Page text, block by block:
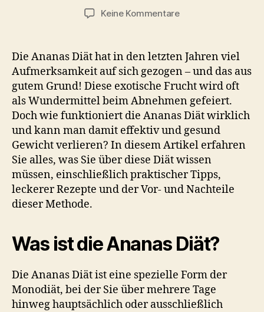
Keine Kommentarezu
Wie
Sie
5
Kilo
in
einer
Woche
verlieren
können
Einfach
und
Die Ananas Diät hat in den letzten Jahren viel
Aufmerksamkeit auf sich gezogen – und das aus
gutem Grund! Diese exotische Frucht wird oft
als Wundermittel beim Abnehmen gefeiert.
Doch wie funktioniert die Ananas Diät wirklich
und kann man damit effektiv und gesund
Gewicht verlieren? In diesem Artikel erfahren
Sie alles, was Sie über diese Diät wissen
müssen, einschließlich praktischer Tipps,
leckerer Rezepte und der Vor- und Nachteile
dieser Methode.
Was ist die Ananas Diät?
Die Ananas Diät ist eine spezielle Form der
Monodiät, bei der Sie über mehrere Tage
hinweg hauptsächlich oder ausschließlich